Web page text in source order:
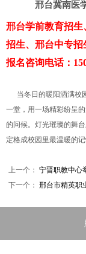
邢台冀南医
邢台学前教育招
招生、邢台中专招
报名咨询电话：
当冬日的暖阳洒满校
一堂，用一场精彩纷呈
的问候。灯光璀璨的舞
定格成校园里最温暖的记
上一个： 宁晋职教中心
下一个： 邢台市精英职